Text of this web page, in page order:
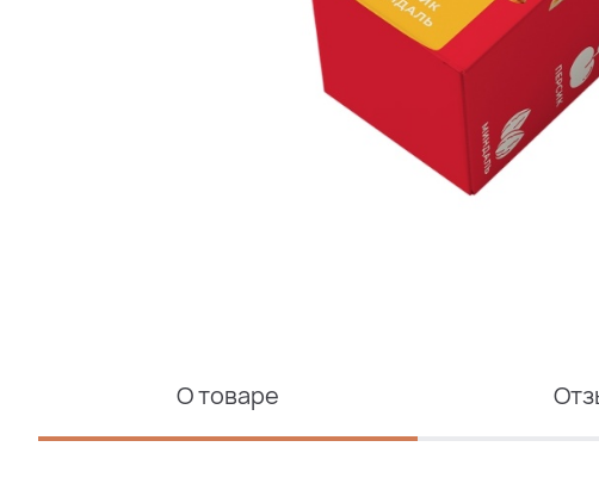
О товаре